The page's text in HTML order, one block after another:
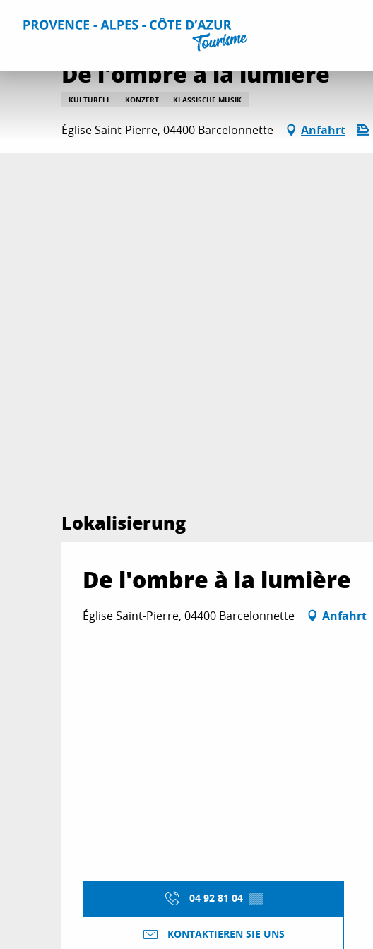
Home Aktivitäten Ausgehtipps und Veranstaltungskalender
De l'ombre à la lumière
KULTURELL KONZERT KLASSISCHE MUSIK
Église Saint-Pierre, 04400 Barcelonnette Anfahrt
Lokalisierung
De l'ombre à la lumière
Église Saint-Pierre, 04400 Barcelonnette Anfahrt
04 92 81 04 ▒▒
KONTAKTIEREN SIE UNS